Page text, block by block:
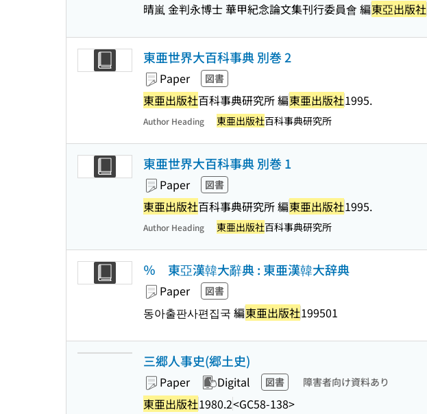
晴嵐 金判永博士 華甲紀念論文集刊行委員會 編東亞出版社
東亜世界大百科事典 別巻 2
Paper 図書
東亜出版社百科事典研究所 編東亜出版社1995.
Author Heading 東亜出版社百科事典研究所
東亜世界大百科事典 別巻 1
Paper 図書
東亜出版社百科事典研究所 編東亜出版社1995.
Author Heading 東亜出版社百科事典研究所
％ 東亞漢韓大辭典 : 東亜漢韓大辞典
Paper 図書
동아출판사편집국 編東亜出版社199501
三郷人事史(郷土史)
Paper Digital 図書 障害者向け資料あり
東亜出版社1980.2<GC58-138>